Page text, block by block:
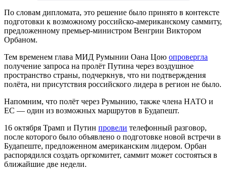
По словам дипломата, это решение было принято в контексте
подготовки к возможному российско-американскому саммиту,
предложенному премьер-министром Венгрии Виктором
Орбаном.
Тем временем глава МИД Румынии Оана Цою опровергла
получение запроса на пролёт Путина через воздушное
пространство страны, подчеркнув, что ни подтверждения
полёта, ни присутствия российского лидера в регион не было.
Напомним, что полёт через Румынию, также члена НАТО и
ЕС — один из возможных маршрутов в Будапешт.
16 октября Трамп и Путин провели телефонный разговор,
после которого было объявлено о подготовке новой встречи в
Будапеште, предложенном американским лидером. Орбан
распорядился создать оргкомитет, саммит может состояться в
ближайшие две недели.